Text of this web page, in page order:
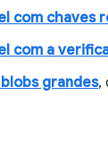
com chaves
com a
grandes,